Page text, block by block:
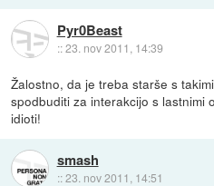
Pyr0Beast
::23. nov 2011, 14:39
Žalostno, da je treba starše s
spodbuditi za interakcijo s lastnimi
idioti!
smash
::23. nov 2011, 14:51